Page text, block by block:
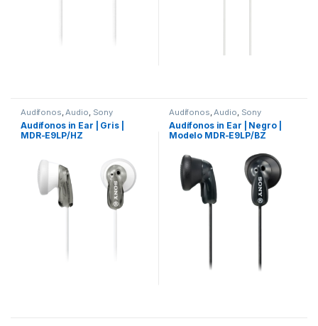
Audífonos,Audio, Sony
Audífonos in Ear | Gris |
MDR-E9LP/HZ
Audífonos,Audio, Sony
Audífonos in Ear | Negro |
Modelo MDR-E9LP/BZ